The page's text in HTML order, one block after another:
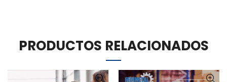
PRODUCTOS RELACIONADOS